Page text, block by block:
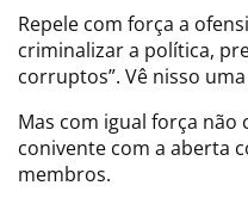
Repele com força a
criminalizar a política,
corruptos”. Vê nisso
Mas com igual força não
conivente com a aberta
membros.